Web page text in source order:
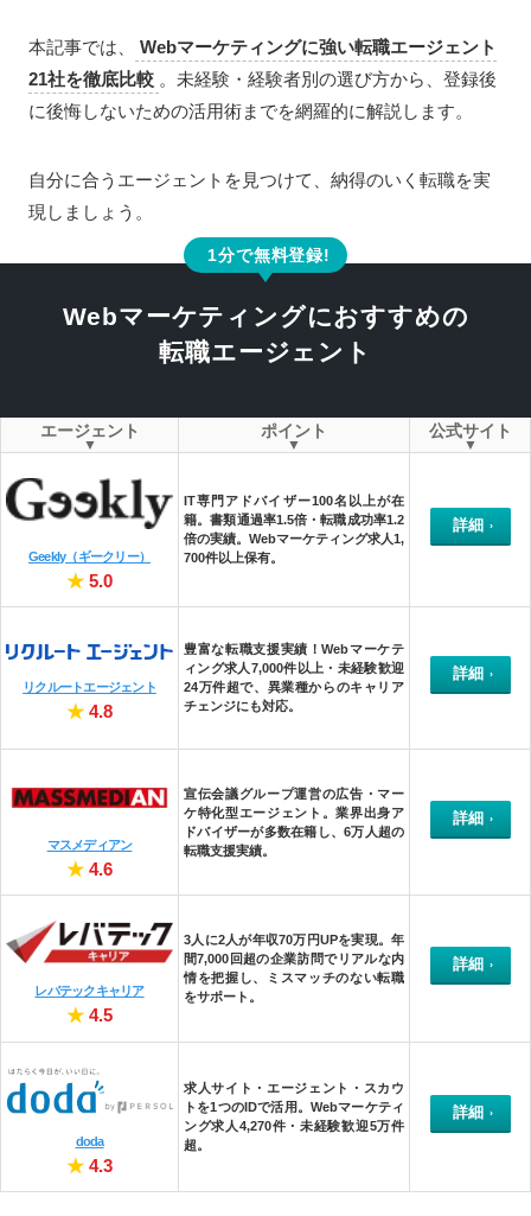
本記事では、
Webマーケティングに強い転職エージェント
21社を徹底比較 。未経験・経験者別の選び方から、登録後
に後悔しないための活用術までを網羅的に解説します。
自分に合うエージェントを見つけて、納得のいく転職を実
現しましょう。
1分で無料登録!
Webマーケティングにおすすめの
転職エージェント
エージェント ポイント 公式サイト
Geekly（ギークリー）
★ 5.0
IT専門アドバイザー100名以上が在
籍。書類通過率1.5倍・転職成功率1.2
倍の実績。Webマーケティング求人1,
700件以上保有。
詳細
リクルートエージェント
★ 4.8
豊富な転職支援実績！Webマーケテ
ィング求人7,000件以上・未経験歓迎
24万件超で、異業種からのキャリア
チェンジにも対応。
詳細
マスメディアン
★ 4.6
宣伝会議グループ運営の広告・マー
ケ特化型エージェント。業界出身ア
ドバイザーが多数在籍し、6万人超の
転職支援実績。
詳細
レバテックキャリア
★ 4.5
3人に2人が年収70万円UPを実現。年
間7,000回超の企業訪問でリアルな内
情を把握し、ミスマッチのない転職
をサポート。
詳細
doda
★ 4.3
求人サイト・エージェント・スカウ
トを1つのIDで活用 。Webマーケティ
ング求人4,270件・未経験歓迎5万件
超。
詳細